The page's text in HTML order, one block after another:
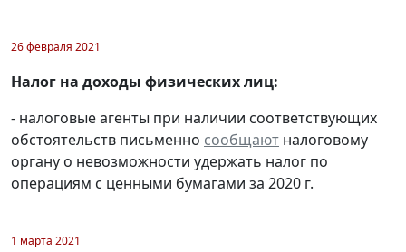
26 февраля 2021
Налог на доходы физических лиц:
- налоговые агенты при наличии соответствующих
обстоятельств письменно сообщают налоговому
органу о невозможности удержать налог по
операциям с ценными бумагами за 2020 г.
1 марта 2021